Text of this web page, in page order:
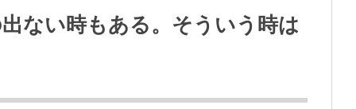
ない時もある。そういう時は